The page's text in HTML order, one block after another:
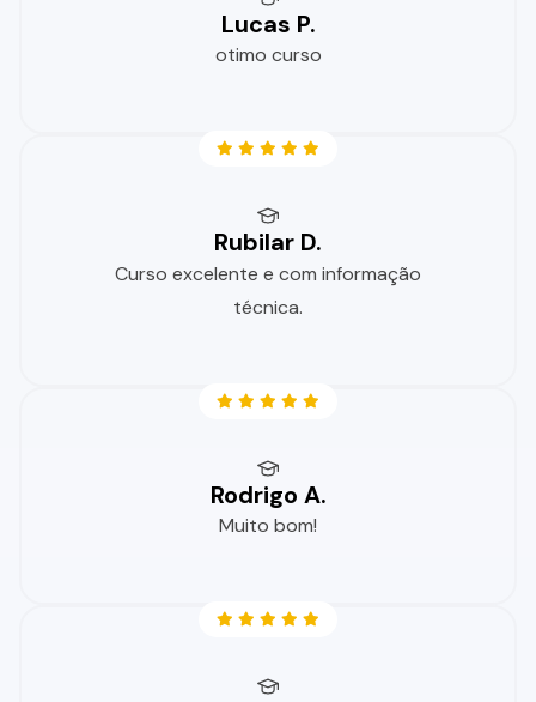
Lucas P.
otimo curso
Rubilar D.
Curso excelente e com informação
técnica.
Rodrigo A.
Muito bom!